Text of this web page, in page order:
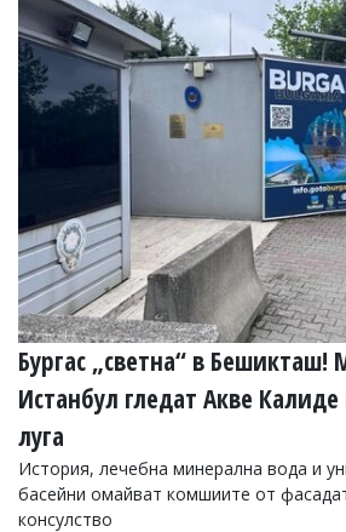
Бургас „светна“ в
Истанбул гледат Акве
луга
История, лечебна минерална вода и
басейни омайват комшиите от
консулство